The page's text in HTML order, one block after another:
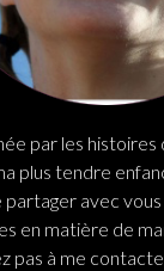
par les histoires
plus tendre
avec
en matière de
pas à me